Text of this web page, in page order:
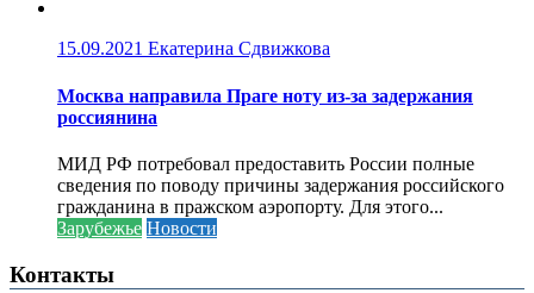
15.09.2021 Екатерина Сдвижкова
Москва направила Праге ноту из-за задержания
россиянина
МИД РФ потребовал предоставить России полные
сведения по поводу причины задержания российского
гражданина в пражском аэропорту. Для этого...
Зарубежье Новости
Контакты